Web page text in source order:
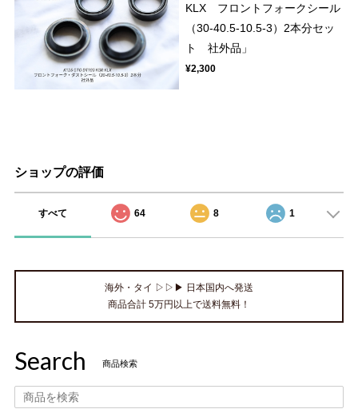
KLX フロントフォークシール
（30-40.5-10.5-3）2本分セッ
ト 社外品」
¥2,300
ショップの評価
すべて 64 8 1
海外・タイ ▷▷▶ 日本国内へ発送
商品合計 5万円以上で送料無料！
Search 商品検索